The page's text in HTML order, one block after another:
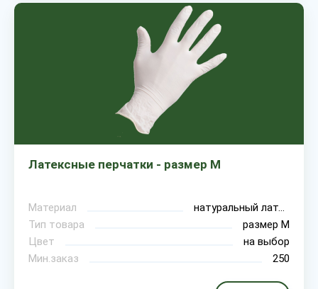
Латексные перчатки - размер М
Материал
натуральный латекс
Тип товара
размер М
Цвет
на выбор
Мин.заказ
250